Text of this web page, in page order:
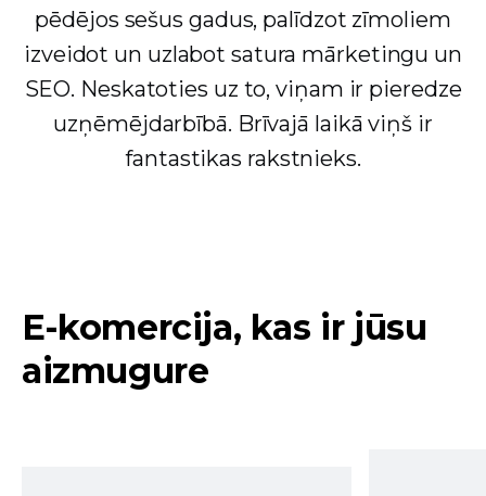
pēdējos sešus gadus, palīdzot zīmoliem
izveidot un uzlabot satura mārketingu un
SEO. Neskatoties uz to, viņam ir pieredze
uzņēmējdarbībā. Brīvajā laikā viņš ir
fantastikas rakstnieks.
E-komercija, kas ir jūsu
aizmugure